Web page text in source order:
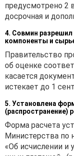
предусмотрено 2
досрочная и
4. Совмин разрешил
компоненты и
Правительство
об оценке
касается
истекает до 1
5. Установлена
(распространение)
Форма расчета
Министерства по
«Об исчислении и